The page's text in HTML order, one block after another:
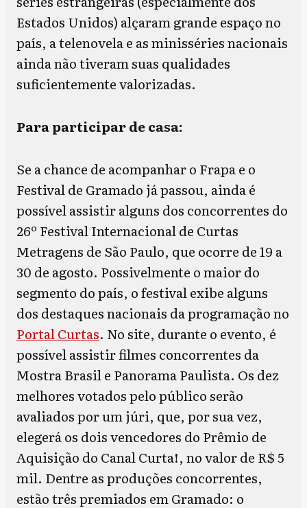
Estados Unidos) alçaram grande espaço no
país, a telenovela e as minisséries nacionais
ainda não tiveram suas qualidades
suficientemente valorizadas.
Para participar de casa:
Se a chance de acompanhar o Frapa e o
Festival de Gramado já passou, ainda é
possível assistir alguns dos concorrentes do
26º Festival Internacional de Curtas
Metragens de São Paulo, que ocorre de 19 a
30 de agosto. Possivelmente o maior do
segmento do país, o festival exibe alguns
dos destaques nacionais da programação no
Portal Curtas. No site, durante o evento, é
possível assistir filmes concorrentes da
Mostra Brasil e Panorama Paulista. Os dez
melhores votados pelo público serão
avaliados por um júri, que, por sua vez,
elegerá os dois vencedores do Prêmio de
Aquisição do Canal Curta!, no valor de R$ 5
mil. Dentre as produções concorrentes,
estão três premiados em Gramado: o